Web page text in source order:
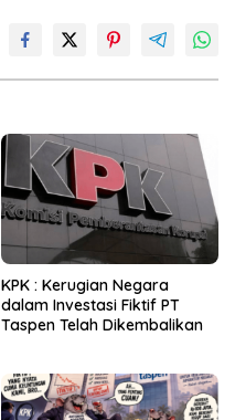
KPK : Kerugian Negara
dalam Investasi Fiktif PT
Taspen Telah Dikembalikan